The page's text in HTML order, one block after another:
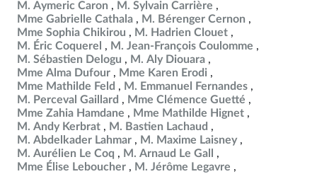
M. Aymeric Caron
M. Sylvain Carrière
Mme Gabrielle Cathala
M. Bérenger Cernon
Mme Sophia Chikirou
M. Hadrien Clouet
M. Éric Coquerel
M. Jean-François Coulomme
M. Sébastien Delogu
M. Aly Diouara
Mme Alma Dufour
Mme Karen Erodi
Mme Mathilde Feld
M. Emmanuel Fernandes
M. Perceval Gaillard
Mme Clémence Guetté
Mme Zahia Hamdane
Mme Mathilde Hignet
M. Andy Kerbrat
M. Bastien Lachaud
M. Abdelkader Lahmar
M. Maxime Laisney
M. Aurélien Le Coq
M. Arnaud Le Gall
Mme Élise Leboucher
M. Jérôme Legavre